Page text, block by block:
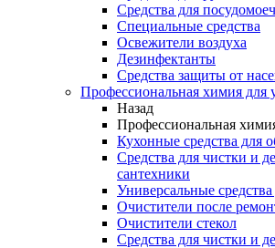
Средства для
Специальные средства
Освежители воздуха
Дезинфектанты
Средства защиты от
Профессиональная химия для
Назад
Профессиональная
Кухонные средства для
Средства для чистки и
сантехники
Универсальные
Очистители после
Очистители стекол
Средства для чистки и